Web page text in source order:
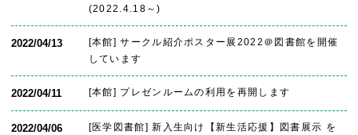
(2022.4.18～)
2022/04/13
[本館] サークル紹介ポスター展2022＠図書館を開催
しています
2022/04/11 [本館] プレゼンルームの利用を再開します
2022/04/06
[医学図書館] 新入生向け【新生活応援】図書展示 を